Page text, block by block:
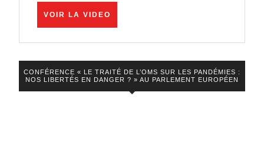
VOIR LA VIDEO
CONFÉRENCE « LE TRAITÉ DE L’OMS SUR LES PANDÉMIES :
NOS LIBERTÉS EN DANGER ? » AU PARLEMENT EUROPÉEN